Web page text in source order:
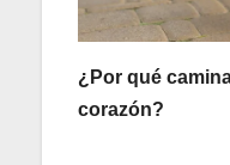
¿Por qué
corazón?